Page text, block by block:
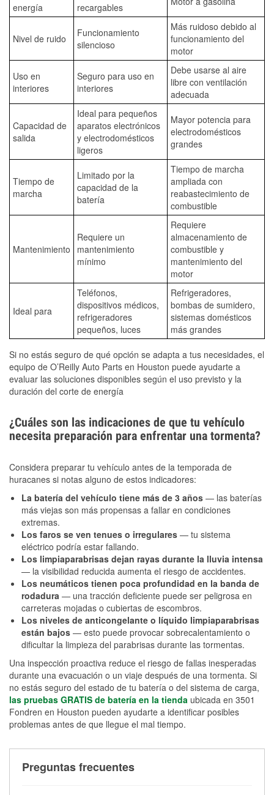
energía
recargables
Nivel de ruido
Funcionamiento
silencioso
Más ruidoso debido al
funcionamiento del
motor
Uso en
interiores
Seguro para uso en
interiores
Debe usarse al aire
libre con ventilación
adecuada
Capacidad de
salida
Ideal para pequeños
aparatos electrónicos
y electrodomésticos
ligeros
Mayor potencia para
electrodomésticos
grandes
Tiempo de
marcha
Limitado por la
capacidad de la
batería
Tiempo de marcha
ampliada con
reabastecimiento de
combustible
Mantenimiento
Requiere un
mantenimiento
mínimo
Requiere
almacenamiento de
combustible y
mantenimiento del
motor
Ideal para
Teléfonos,
dispositivos médicos,
refrigeradores
pequeños, luces
Refrigeradores,
bombas de sumidero,
sistemas domésticos
más grandes
Si no estás seguro de qué opción se adapta a tus necesidades, el
equipo de O’Reilly Auto Parts en Houston puede ayudarte a
evaluar las soluciones disponibles según el uso previsto y la
duración del corte de energía
¿Cuáles son las indicaciones de que tu vehículo
necesita preparación para enfrentar una tormenta?
Considera preparar tu vehículo antes de la temporada de
huracanes si notas alguno de estos indicadores:
La batería del vehículo tiene más de 3 años — las baterías
más viejas son más propensas a fallar en condiciones
extremas.
Los faros se ven tenues o irregulares — tu sistema
eléctrico podría estar fallando.
Los limpiaparabrisas dejan rayas durante la lluvia intensa
— la visibilidad reducida aumenta el riesgo de accidentes.
Los neumáticos tienen poca profundidad en la banda de
rodadura — una tracción deficiente puede ser peligrosa en
carreteras mojadas o cubiertas de escombros.
Los niveles de anticongelante o líquido limpiaparabrisas
están bajos — esto puede provocar sobrecalentamiento o
dificultar la limpieza del parabrisas durante las tormentas.
Una inspección proactiva reduce el riesgo de fallas inesperadas
durante una evacuación o un viaje después de una tormenta. Si
no estás seguro del estado de tu batería o del sistema de carga,
las pruebas GRATIS de batería en la tienda ubicada en 3501
Fondren en Houston pueden ayudarte a identificar posibles
problemas antes de que llegue el mal tiempo.
Preguntas frecuentes